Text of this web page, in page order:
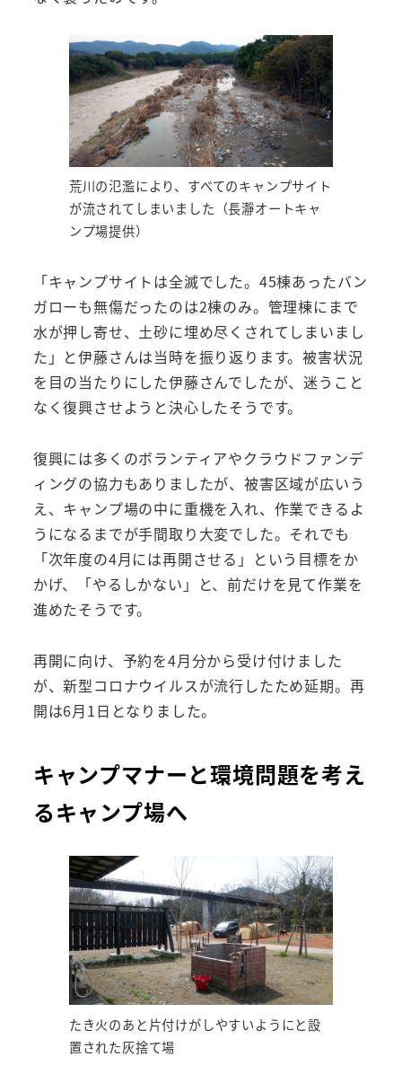
荒川の氾濫により、すべてのキャンプサイト
が流されてしまいました（長瀞オートキャ
ンプ場提供）
「キャンプサイトは全滅でした。45棟あったバン
ガローも無傷だったのは2棟のみ。管理棟にまで
水が押し寄せ、土砂に埋め尽くされてしまいまし
た」と伊藤さんは当時を振り返ります。被害状況
を目の当たりにした伊藤さんでしたが、迷うこと
なく復興させようと決心したそうです。
復興には多くのボランティアやクラウドファンデ
ィングの協力もありましたが、被害区域が広いう
え、キャンプ場の中に重機を入れ、作業できるよ
うになるまでが手間取り大変でした。それでも
「次年度の4月には再開させる」という目標をか
かげ、「やるしかない」と、前だけを見て作業を
進めたそうです。
再開に向け、予約を4月分から受け付けました
が、新型コロナウイルスが流行したため延期。再
開は6月1日となりました。
キャンプマナーと環境問題を考え
るキャンプ場へ
たき火のあと片付けがしやすいようにと設
置された灰捨て場